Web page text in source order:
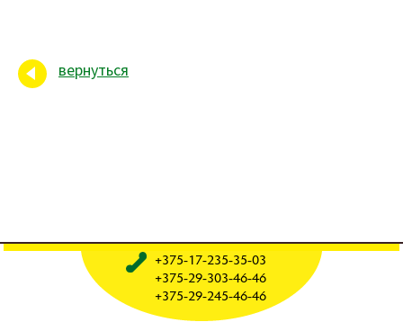
вернуться
+375-17-235-35-03
+375-29-303-46-46
+375-29-245-46-46